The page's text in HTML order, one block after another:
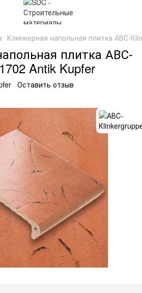
Клинкерная напольная плитка АВС-
плитка АВС-
Antik Kupfer
Оставить отзыв